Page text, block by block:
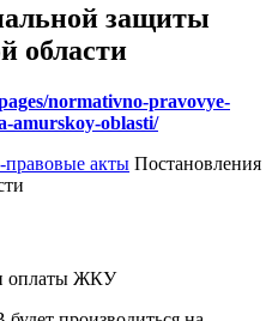
защиты
области
normativno-pravovye-
amurskoy-oblasti/
акты Постановления
оплаты ЖКУ